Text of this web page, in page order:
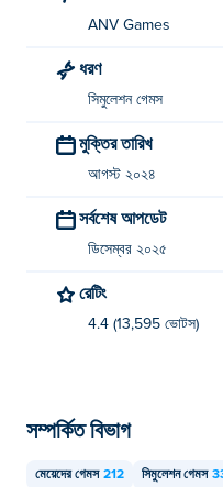
ANV Games
ধরণ
সিমুলেশন গেমস
মুক্তির তারিখ
আগস্ট ২০২৪
সর্বশেষ আপডেট
ডিসেম্বর ২০২৫
রেটিং
4.4 (13,595 ভোটস)
সম্পর্কিত বিভাগ
মেয়েদের গেমস 212 সিমুলেশন গেমস